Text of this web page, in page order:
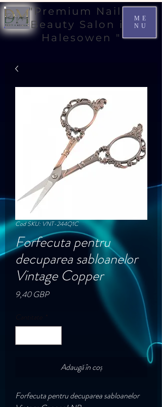
ME
NU
"Premium Nail &
Beauty Salon in
Halesowen "
Cod SKU: VNT-244Q1C
Forfecuta pentru
decuparea sabloanelor
Vintage Copper
9,40 GBPPreț
Cantitate *
Adaugă în coș
Forfecuta pentru decuparea sabloanelor